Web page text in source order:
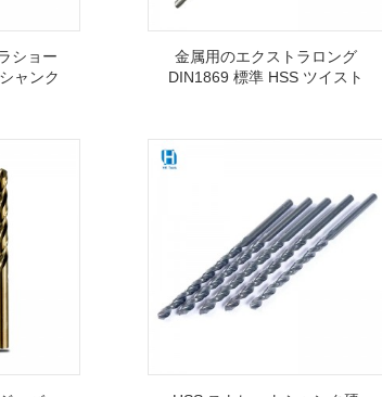
ショー
ャンク
金属用のエクストラロング
DIN1869 標準 HSS ツイスト